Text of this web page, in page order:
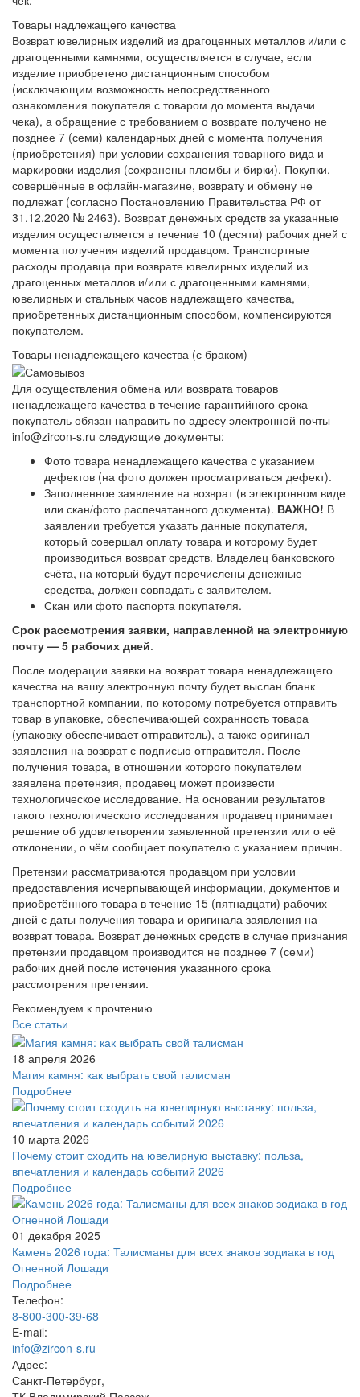
Товары надлежащего качества
Возврат ювелирных изделий из драгоценных металлов и/или с
драгоценными камнями, осуществляется в случае, если
изделие приобретено дистанционным способом
(исключающим возможность непосредственного
ознакомления покупателя с товаром до момента выдачи
чека), а обращение с требованием о возврате получено не
позднее 7 (семи) календарных дней с момента получения
(приобретения) при условии сохранения товарного вида и
маркировки изделия (сохранены пломбы и бирки). Покупки,
совершённые в офлайн-магазине, возврату и обмену не
подлежат (согласно Постановлению Правительства РФ от
31.12.2020 № 2463). Возврат денежных средств за указанные
изделия осуществляется в течение 10 (десяти) рабочих дней с
момента получения изделий продавцом. Транспортные
расходы продавца при возврате ювелирных изделий из
драгоценных металлов и/или с драгоценными камнями,
ювелирных и стальных часов надлежащего качества,
приобретенных дистанционным способом, компенсируются
покупателем.
Товары ненадлежащего качества (с браком)
Для осуществления обмена или возврата товаров
ненадлежащего качества в течение гарантийного срока
покупатель обязан направить по адресу электронной почты
info@zircon-s.ru следующие документы:
Фото товара ненадлежащего качества с указанием
дефектов (на фото должен просматриваться дефект).
Заполненное заявление на возврат (в электронном виде
или скан/фото распечатанного документа). ВАЖНО! В
заявлении требуется указать данные покупателя,
который совершал оплату товара и которому будет
производиться возврат средств. Владелец банковского
счёта, на который будут перечислены денежные
средства, должен совпадать с заявителем.
Скан или фото паспорта покупателя.
Срок рассмотрения заявки, направленной на электронную
почту — 5 рабочих дней.
После модерации заявки на возврат товара ненадлежащего
качества на вашу электронную почту будет выслан бланк
транспортной компании, по которому потребуется отправить
товар в упаковке, обеспечивающей сохранность товара
(упаковку обеспечивает отправитель), а также оригинал
заявления на возврат с подписью отправителя. После
получения товара, в отношении которого покупателем
заявлена претензия, продавец может произвести
технологическое исследование. На основании результатов
такого технологического исследования продавец принимает
решение об удовлетворении заявленной претензии или о её
отклонении, о чём сообщает покупателю с указанием причин.
Претензии рассматриваются продавцом при условии
предоставления исчерпывающей информации, документов и
приобретённого товара в течение 15 (пятнадцати) рабочих
дней с даты получения товара и оригинала заявления на
возврат товара. Возврат денежных средств в случае признания
претензии продавцом производится не позднее 7 (семи)
рабочих дней после истечения указанного срока
рассмотрения претензии.
Рекомендуем к прочтению
Все статьи
18 апреля 2026
Магия камня: как выбрать свой талисман
Подробнее
10 марта 2026
Почему стоит сходить на ювелирную выставку: польза,
впечатления и календарь событий 2026
Подробнее
01 декабря 2025
Камень 2026 года: Талисманы для всех знаков зодиака в год
Огненной Лошади
Подробнее
Телефон:
8-800-300-39-68
E-mail:
info@zircon-s.ru
Адрес:
Санкт-Петербург,